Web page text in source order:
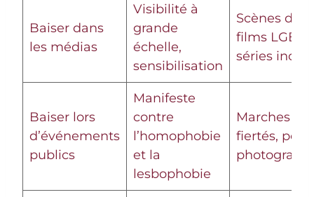
Baiser dans
les médias
Visibilité à
grande
échelle,
sensibilisation
Scènes
films
séries
Baiser lors
d’événements
publics
Manifeste
contre
l’homophobie
et la
lesbophobie
Marches
fiertés,